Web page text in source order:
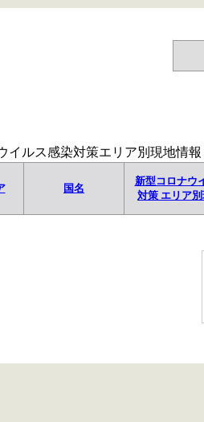
イルス感染対策エリア別現地情報
国名
新型コロナウ
対策 エリア